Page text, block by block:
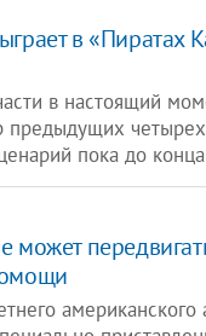
в «Пиратах
в настоящий
предыдущих
пока до
американского